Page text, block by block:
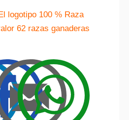
logotipo 100 % Raza
62 razas ganaderas